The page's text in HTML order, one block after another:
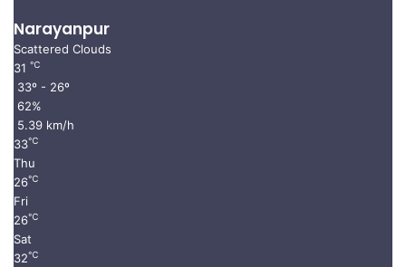
Narayanpur
Scattered Clouds
31 ℃
33º - 26º
62%
5.39 km/h
33℃
Thu
26℃
Fri
26℃
Sat
32℃